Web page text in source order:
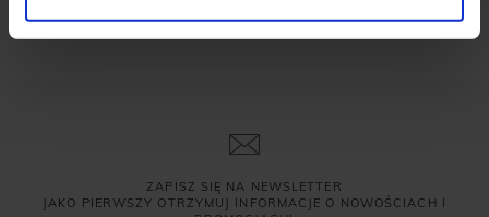
ZAPISZ SIĘ NA NEWSLETTER
JAKO PIERWSZY OTRZYMUJ INFORMACJE O NOWOŚCIACH I